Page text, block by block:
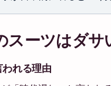
スーツはダサ
れる理由